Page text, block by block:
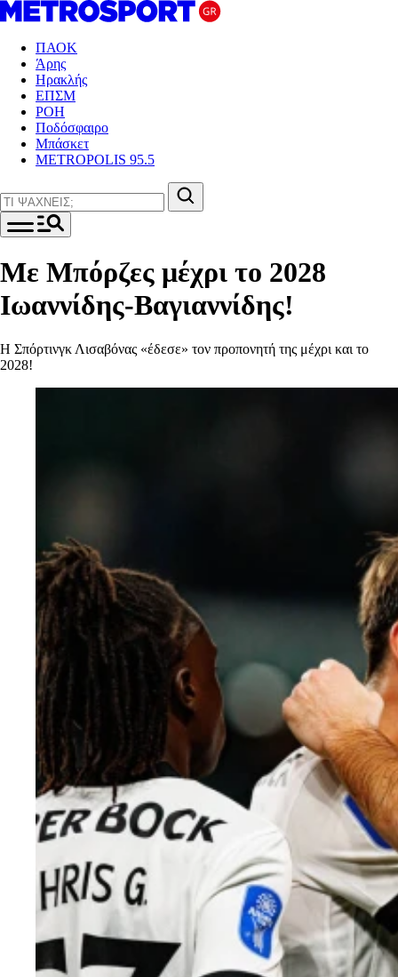
ΠΑΟΚ
Άρης
Ηρακλής
ΕΠΣΜ
ΡΟΗ
Ποδόσφαιρο
Μπάσκετ
METROPOLIS 95.5
Με Μπόρζες μέχρι το 2028
Ιωαννίδης-Βαγιαννίδης!
Η Σπόρτινγκ Λισαβόνας «έδεσε» τον προπονητή της μέχρι και το
2028!